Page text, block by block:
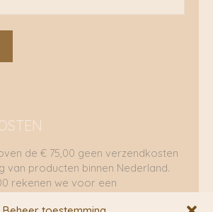
de € 75,00 geen verzendkosten
van producten binnen Nederland.
rekenen we voor een